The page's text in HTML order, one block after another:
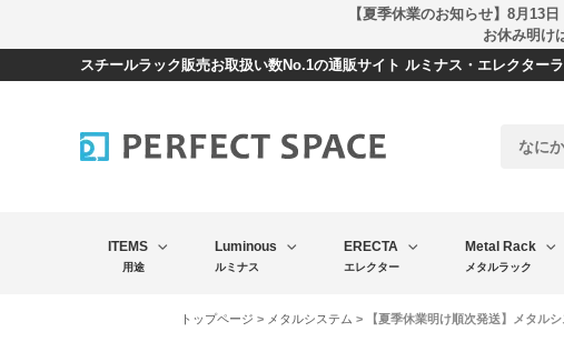
【夏季休業のお知らせ】8月13
お休み明け
スチールラック販売お取扱い数No.1の通販サイト ルミナス・エレクター
ITEMS
用途
Luminous
ルミナス
ERECTA
エレクター
Metal Rack
メタルラック
トップページ > メタルシステム > 【夏季休業明け順次発送】メタル